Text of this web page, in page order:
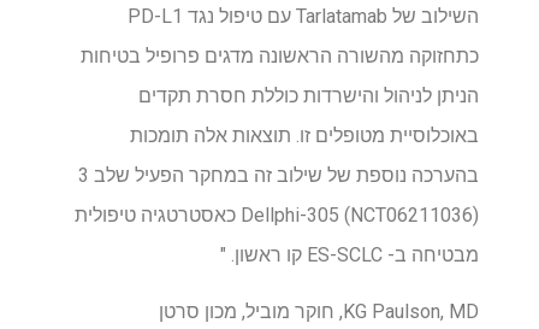
השילוב של Tarlatamab עם טיפול נגד PD-L1
כתחזוקה מהשורה הראשונה מדגים פרופיל בטיחות
הניתן לניהול והישרדות כוללת חסרת תקדים
באוכלוסיית מטופלים זו. תוצאות אלה תומכות
בהערכה נוספת של שילוב זה במחקר הפעיל שלב 3
Dellphi-305 (NCT06211036) כאסטרטגיה טיפולית
מבטיחה ב- ES-SCLC קו ראשון. "
KG Paulson, MD, חוקר מוביל, מכון סרטן